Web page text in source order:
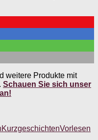
weitere Produkte mit
Schauen Sie sich unser
KurzgeschichtenVorlesen